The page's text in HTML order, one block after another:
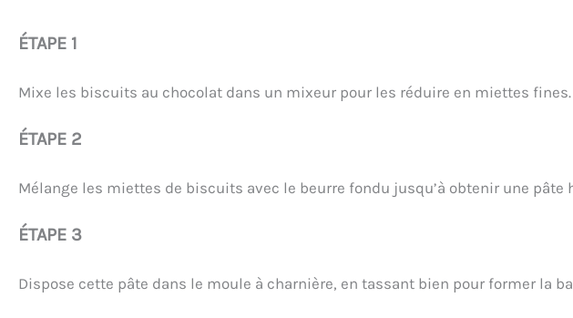
ÉTAPE 1
Mixe les biscuits au chocolat dans un mixeur pour les réduire en miettes fines.
ÉTAPE 2
Mélange les miettes de biscuits avec le beurre fondu jusqu’à obtenir une pâte
ÉTAPE 3
Dispose cette pâte dans le moule à charnière, en tassant bien pour former la